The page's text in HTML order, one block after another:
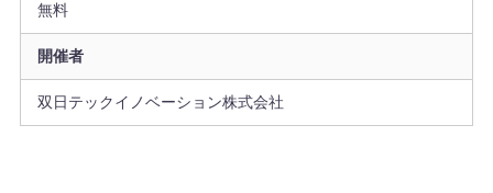
無料
開催者
双日テックイノベーション株式会社